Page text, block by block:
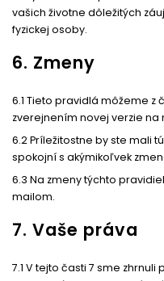
vašich životne dôležitých
fyzickej osoby.
6. Zmeny
6.1 Tieto pravidlá môžeme z
zverejnením novej verzie
6.2 Príležitostne by ste mali
spokojní s akýmikoľvek
6.3 Na zmeny týchto
mailom.
7. Vaše práva
7.1 V tejto časti 7 sme